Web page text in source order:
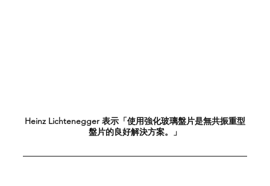
Heinz Lichtenegger 表示「使用強化玻璃盤片是無共振重型
盤片的良好解決方案。」